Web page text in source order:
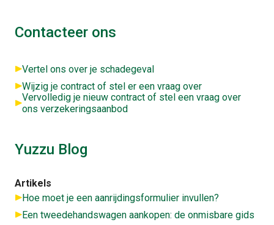
Contacteer ons
Vertel ons over je schadegeval
Wijzig je contract of stel er een vraag over
Vervolledig je nieuw contract of stel een vraag over
ons verzekeringsaanbod
Yuzzu Blog
Artikels
Hoe moet je een aanrijdingsformulier invullen?
Een tweedehandswagen aankopen: de onmisbare gids